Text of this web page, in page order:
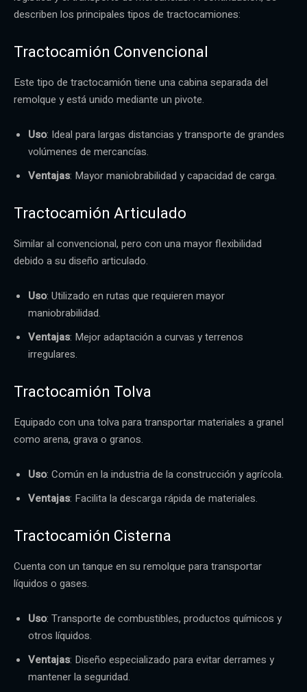
describen los principales tipos de tractocamiones:
Tractocamión Convencional
Este tipo de tractocamión tiene una cabina separada del
remolque y está unido mediante un pivote.
Uso: Ideal para largas distancias y transporte de grandes
volúmenes de mercancías.
Ventajas: Mayor maniobrabilidad y capacidad de carga.
Tractocamión Articulado
Similar al convencional, pero con una mayor flexibilidad
debido a su diseño articulado.
Uso: Utilizado en rutas que requieren mayor
maniobrabilidad.
Ventajas: Mejor adaptación a curvas y terrenos
irregulares.
Tractocamión Tolva
Equipado con una tolva para transportar materiales a granel
como arena, grava o granos.
Uso: Común en la industria de la construcción y agrícola.
Ventajas: Facilita la descarga rápida de materiales.
Tractocamión Cisterna
Cuenta con un tanque en su remolque para transportar
líquidos o gases.
Uso: Transporte de combustibles, productos químicos y
otros líquidos.
Ventajas: Diseño especializado para evitar derrames y
mantener la seguridad.